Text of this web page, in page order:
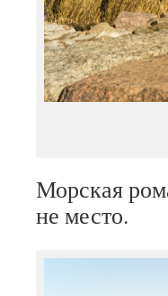
Морская
не место.